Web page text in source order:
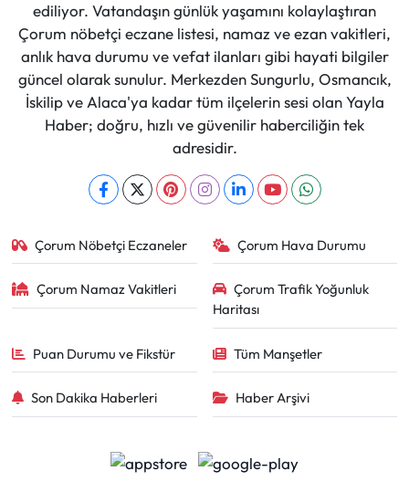
ediliyor. Vatandaşın günlük yaşamını kolaylaştıran
Çorum nöbetçi eczane listesi, namaz ve ezan vakitleri,
anlık hava durumu ve vefat ilanları gibi hayati bilgiler
güncel olarak sunulur. Merkezden Sungurlu, Osmancık,
İskilip ve Alaca'ya kadar tüm ilçelerin sesi olan Yayla
Haber; doğru, hızlı ve güvenilir haberciliğin tek
adresidir.
Çorum Nöbetçi Eczaneler Çorum Hava Durumu
Çorum Namaz Vakitleri
Çorum Trafik Yoğunluk
Haritası
Puan Durumu ve Fikstür Tüm Manşetler
Son Dakika Haberleri Haber Arşivi